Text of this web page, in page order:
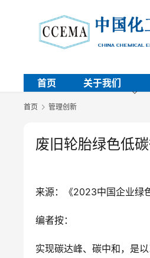
首页 关于我们
首页 管理创新
废旧轮胎绿色低
来源：《2023中国企业绿
编者按：
实现碳达峰、碳中和，是